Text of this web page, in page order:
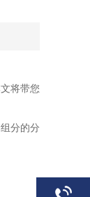
将带您
分的分